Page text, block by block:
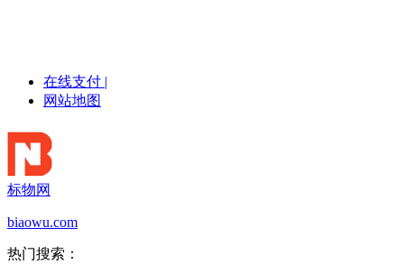
在线支付 |
网站地图
标物网
biaowu.com
热门搜索：